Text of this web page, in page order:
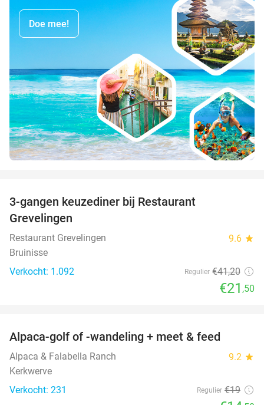
Doe mee!
3-gangen keuzediner bij Restaurant
Grevelingen
Restaurant Grevelingen 9.6 star
Bruinisse
Verkocht: 1.092
Regulier €41,20
€21 ,50
Alpaca-golf of -wandeling + meet & feed
Alpaca & Falabella Ranch 9.2 star
Kerkwerve
Verkocht: 231
Regulier €19